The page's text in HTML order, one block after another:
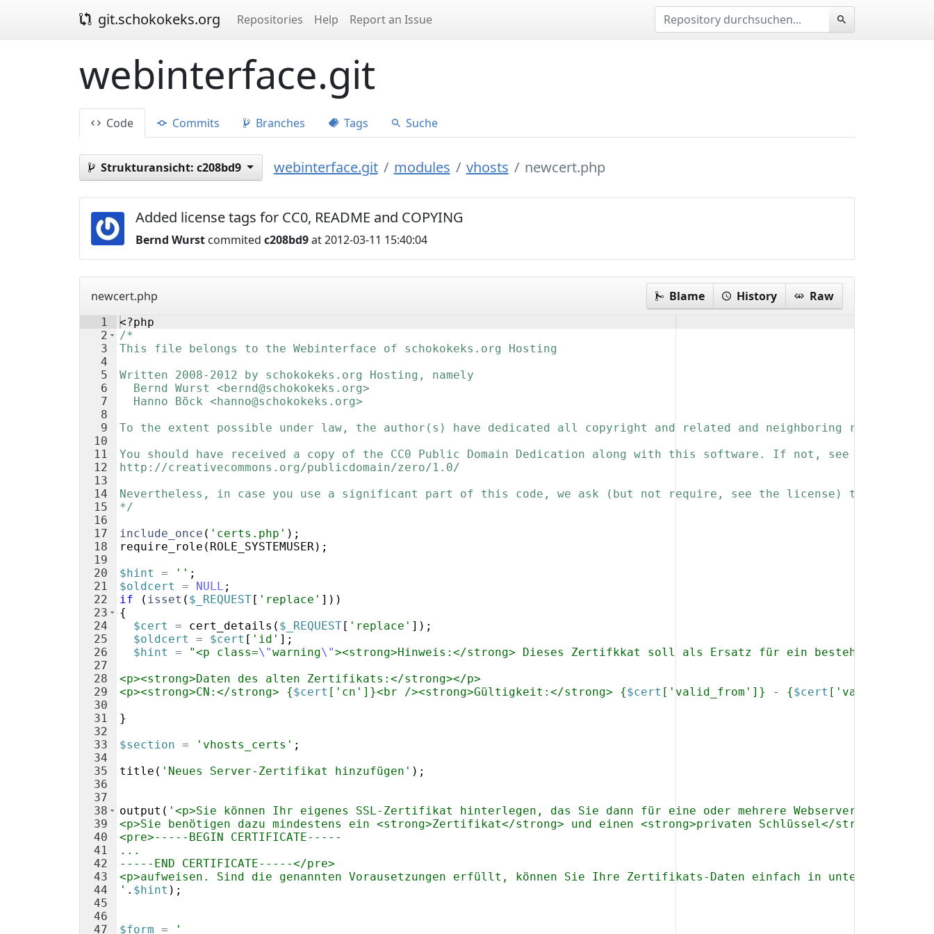
git.schokokeks.org Repositories Help Report an Issue
webinterface.git
Code Commits Branches Tags Suche
Strukturansicht: c208bd9 webinterface.git modules vhosts newcert.php
Added license tags for CC0, README and COPYING
Bernd Wurst commited c208bd9at 2012-03-11 15:40:04
newcert.php Blame History Raw
1
2
3
4
5
6
7
8
9
10
11
12
13
14
15
16
17
18
19
20
21
22
23
24
25
26
27
28
29
30
31
32
33
34
35
36
37
38
39
40
41
42
43
44
45
46
47
<?php
/*
This file belongs to the Webinterface of schokokeks.org Hosting
Written 2008-2012 by schokokeks.org Hosting, namely
  Bernd Wurst <bernd@schokokeks.org>
  Hanno Böck <hanno@schokokeks.org>
To the extent possible under law, the author(s) have dedicated all copyright and related and neighboring rights
You should have received a copy of the CC0 Public Domain Dedication along with this software. If not, see
http://creativecommons.org/publicdomain/zero/1.0/
Nevertheless, in case you use a significant part of this code, we ask (but not require, see the license) that you
*/
include_once ( 'certs.php' ) ;
require_role ( ROLE_SYSTEMUSER) ;
$hint
= '' ;
$oldcert
= NULL ;
if
( isset ( $_REQUEST[ 'replace' ]))
{
$cert
= cert_details ( $_REQUEST[ 'replace' ]) ;
$oldcert
= $cert [ 'id' ] ;
$hint
= "<p class=\"warning\"><strong>Hinweis:</strong> Dieses Zertifkkat soll als Ersatz für ein bestehendes
<p><strong>Daten des alten Zertifikats:</strong></p>
<p><strong>CN:</strong> {$cert ['cn']}<br /><strong>Gültigkeit:</strong> {$cert ['valid_from']} - {$cert
}
$section = 'vhosts_certs' ;
title ( 'Neues Server-Zertifikat hinzufügen' ) ;
output ( '<p>Sie können Ihr eigenes SSL-Zertifikat hinterlegen, das Sie dann für eine oder mehrere Webserver-
<p>Sie benötigen dazu mindestens ein <strong>Zertifikat</strong> und einen <strong>privaten Schlüssel</strong>
<pre>-----BEGIN CERTIFICATE-----
...
-----END CERTIFICATE-----</pre>
<p>aufweisen. Sind die genannten Vorausetzungen erfüllt, können Sie Ihre Zertifikats-Daten einfach in untenstehendes
' . $hint ) ;
$form = '